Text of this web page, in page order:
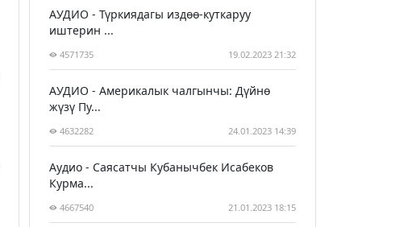
АУДИО - Түркиядагы издөө-куткаруу
иштерин ...
4571735 19.02.2023 21:32
АУДИО - Америкалык чалгынчы: Дүйнө
жүзү Пу...
4632282 24.01.2023 14:39
Аудио - Саясатчы Кубанычбек Исабеков
Курма...
4667540 21.01.2023 18:15